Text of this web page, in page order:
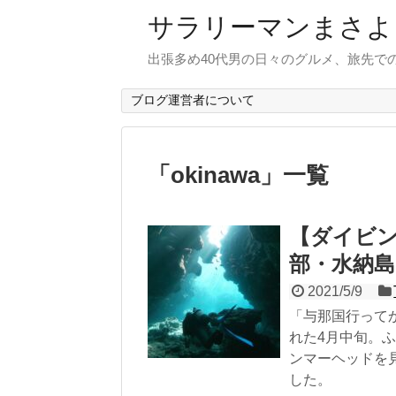
サラリーマンまさ
出張多め40代男の日々のグルメ、旅先で
ブログ運営者について
「 okinawa」 一覧
【ダイビ
部・水納島
2021/5/9
「与那国行っ
れた4月中旬。
ンマーヘッドを
した。